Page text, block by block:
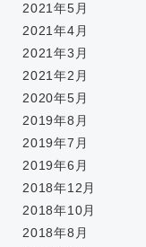
2021年5月
2021年4月
2021年3月
2021年2月
2020年5月
2019年8月
2019年7月
2019年6月
2018年12月
2018年10月
2018年8月